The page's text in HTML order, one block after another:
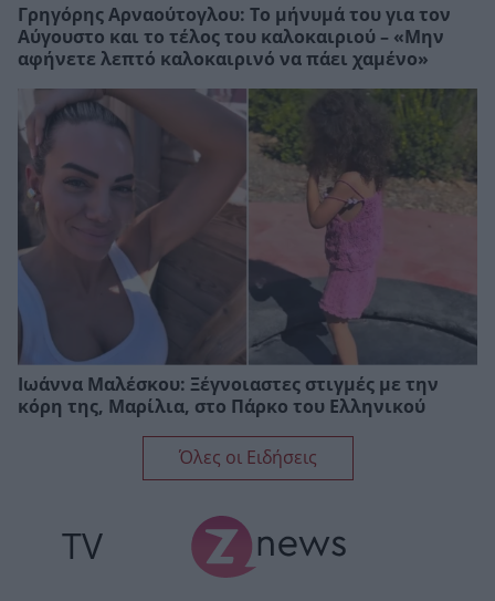
Γρηγόρης Αρναούτογλου: Το μήνυμά του για τον
Αύγουστο και το τέλος του καλοκαιριού – «Μην
αφήνετε λεπτό καλοκαιρινό να πάει χαμένο»
Ιωάννα Μαλέσκου: Ξέγνοιαστες στιγμές με την
κόρη της, Μαρίλια, στο Πάρκο του Ελληνικού
Όλες οι Ειδήσεις
TV